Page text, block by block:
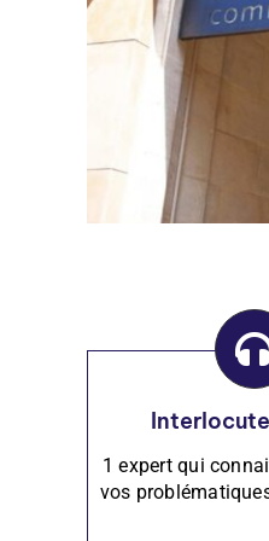
1 expert qui
vos